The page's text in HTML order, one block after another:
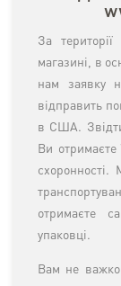
За
магазині, в
нам заявку
відправить
в США. Звідти
Ви отримаєте
схоронності.
отримаєте
упаковці.
Вам не